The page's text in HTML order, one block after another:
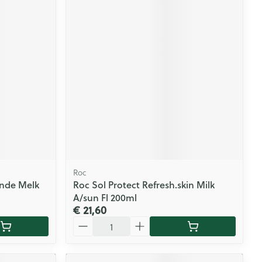
Melk
Roc
Roc Sol Protect Refresh.skin Milk
A/sun Fl 200ml
€ 21,60